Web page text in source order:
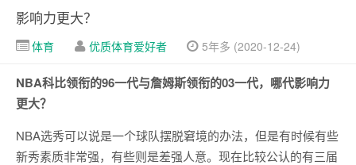
影响力更大？
体育 优质体育爱好者 5年多 (2020-12-24)
NBA科比领衔的96一代与詹姆斯领衔的03一代，哪代影响力
更大？
NBA选秀可以说是一个球队摆脱窘境的办法，但是有时候有些
新秀素质非常强，有些则是差强人意。现在比较公认的有三届